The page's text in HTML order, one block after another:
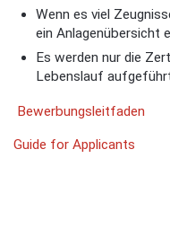
Wenn es viel
ein Anlagenübersicht
Es werden nur die
Lebenslauf
Bewerbungsleitfaden
Guide for Applicants